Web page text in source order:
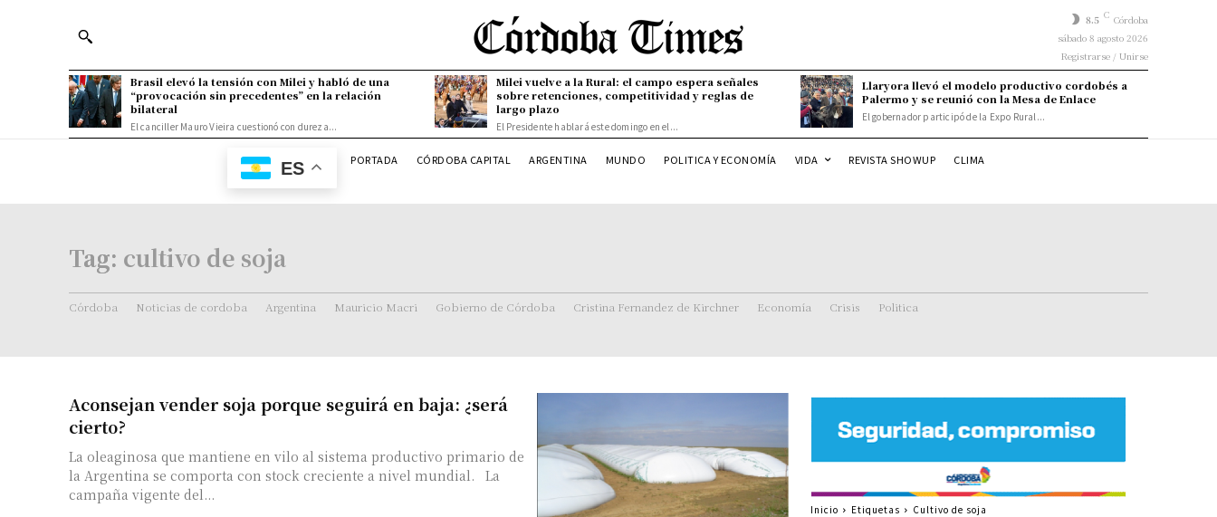
8.5 C Córdoba
sábado 8 agosto 2026
Registrarse / Unirse
Brasil elevó la tensión con Milei y habló de una
“provocación sin precedentes” en la relación
bilateral
El canciller Mauro Vieira cuestionó con dureza...
Milei vuelve a la Rural: el campo espera señales
sobre retenciones, competitividad y reglas de
largo plazo
El Presidente hablará este domingo en el...
Llaryora llevó el modelo productivo cordobés a
Palermo y se reunió con la Mesa de Enlace
El gobernador participó de la Expo Rural...
ES PORTADA CÓRDOBA CAPITAL ARGENTINA MUNDO POLITICA Y ECONOMÍA VIDA REVISTA SHOWUP CLIMA
Tag: cultivo de soja
Córdoba Noticias de cordoba Argentina Mauricio Macri Gobierno de Córdoba Cristina Fernandez de Kirchner Economía Crisis Politica
Aconsejan vender soja porque seguirá en baja: ¿será
cierto?
La oleaginosa que mantiene en vilo al sistema productivo primario de
la Argentina se comporta con stock creciente a nivel mundial. La
campaña vigente del...
Inicio Etiquetas Cultivo de soja